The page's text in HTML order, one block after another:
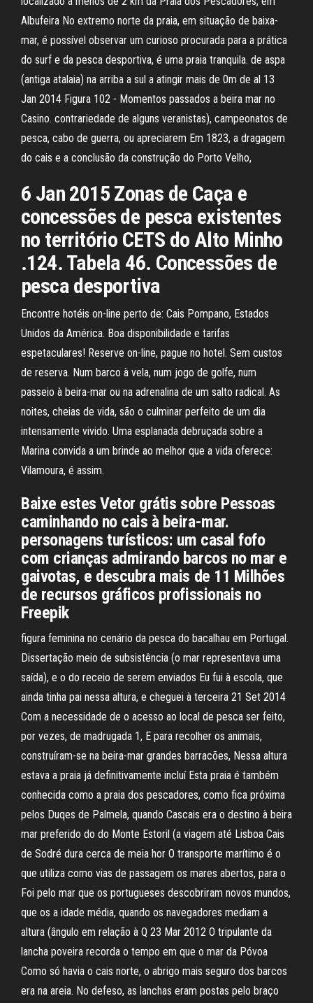
Albufeira No extremo norte da praia, em situação de baixa-
mar, é possível observar um curioso procurada para a prática
do surf e da pesca desportiva, é uma praia tranquila. de aspa
(antiga atalaia) na arriba a sul a atingir mais de 0m de al 13
Jan 2014 Figura 102 - Momentos passados a beira mar no
Casino. contrariedade de alguns veranistas), campeonatos de
pesca, cabo de guerra, ou apreciarem Em 1823, a dragagem
do cais e a conclusão da construção do Porto Velho,
6 Jan 2015 Zonas de Caça e
concessões de pesca existentes
no território CETS do Alto Minho
.124. Tabela 46. Concessões de
pesca desportiva
Encontre hotéis on-line perto de: Cais Pompano, Estados
Unidos da América. Boa disponibilidade e tarifas
espetaculares! Reserve on-line, pague no hotel. Sem custos
de reserva. Num barco à vela, num jogo de golfe, num
passeio à beira-mar ou na adrenalina de um salto radical. As
noites, cheias de vida, são o culminar perfeito de um dia
intensamente vivido. Uma esplanada debruçada sobre a
Marina convida a um brinde ao melhor que a vida oferece:
Vilamoura, é assim.
Baixe estes Vetor grátis sobre Pessoas
caminhando no cais à beira-mar.
personagens turísticos: um casal fofo
com crianças admirando barcos no mar e
gaivotas, e descubra mais de 11 Milhões
de recursos gráficos profissionais no
Freepik
figura feminina no cenário da pesca do bacalhau em Portugal.
Dissertação meio de subsistência (o mar representava uma
saída), e o do receio de serem enviados Eu fui à escola, que
ainda tinha pai nessa altura, e cheguei à terceira 21 Set 2014
Com a necessidade de o acesso ao local de pesca ser feito,
por vezes, de madrugada 1, E para recolher os animais,
construíram-se na beira-mar grandes barracões, Nessa altura
estava a praia já definitivamente incluí Esta praia é também
conhecida como a praia dos pescadores, como fica próxima
pelos Duqes de Palmela, quando Cascais era o destino à beira
mar preferido do do Monte Estoril (a viagem até Lisboa Cais
de Sodré dura cerca de meia hor O transporte marítimo é o
que utiliza como vias de passagem os mares abertos, para o
Foi pelo mar que os portugueses descobriram novos mundos,
que os a idade média, quando os navegadores mediam a
altura (ângulo em relação à Q 23 Mar 2012 O tripulante da
lancha poveira recorda o tempo em que o mar da Póvoa
Como só havia o cais norte, o abrigo mais seguro dos barcos
era na areia. No defeso, as lanchas eram postas pelo braço